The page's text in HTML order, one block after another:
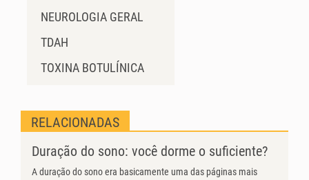
NEUROLOGIA GERAL
TDAH
TOXINA BOTULÍNICA
RELACIONADAS
Duração do sono: você dorme o suficiente?
A duração do sono era basicamente uma das páginas mais